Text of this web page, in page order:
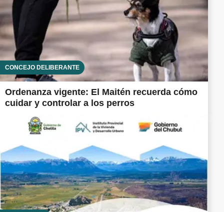
CONCEJO DELIBERANTE
Ordenanza vigente: El Maitén recuerda cómo
cuidar y controlar a los perros